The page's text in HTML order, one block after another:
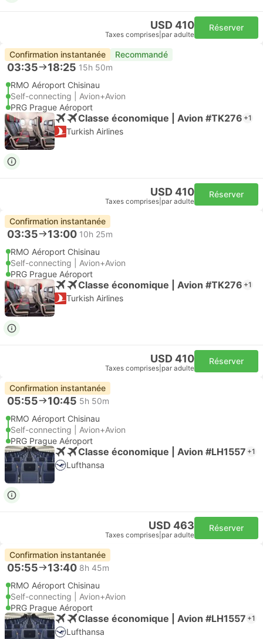
USD 410
Taxes comprises par adulte
Réserver
Confirmation instantanée Recommandé
03:35 18:25 15h 50m
RMO Aéroport Chisinau
Self-connecting | Avion+Avion
PRG Prague Aéroport
Classe économique | Avion #TK276 +1
Turkish Airlines
USD 410
Taxes comprises par adulte
Réserver
Confirmation instantanée
03:35 13:00 10h 25m
RMO Aéroport Chisinau
Self-connecting | Avion+Avion
PRG Prague Aéroport
Classe économique | Avion #TK276 +1
Turkish Airlines
USD 410
Taxes comprises par adulte
Réserver
Confirmation instantanée
05:55 10:45 5h 50m
RMO Aéroport Chisinau
Self-connecting | Avion+Avion
PRG Prague Aéroport
Classe économique | Avion #LH1557 +1
Lufthansa
USD 463
Taxes comprises par adulte
Réserver
Confirmation instantanée
05:55 13:40 8h 45m
RMO Aéroport Chisinau
Self-connecting | Avion+Avion
PRG Prague Aéroport
Classe économique | Avion #LH1557 +1
Lufthansa